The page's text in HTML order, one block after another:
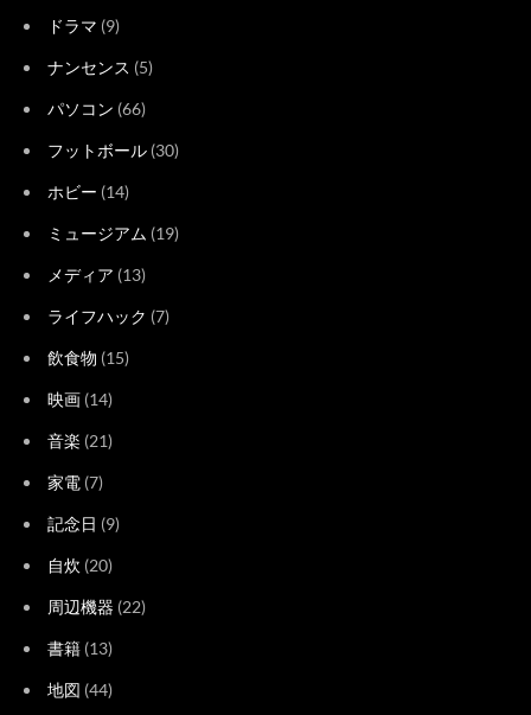
ドラマ (9)
ナンセンス (5)
パソコン (66)
フットボール (30)
ホビー (14)
ミュージアム (19)
メディア (13)
ライフハック (7)
飲食物 (15)
映画 (14)
音楽 (21)
家電 (7)
記念日 (9)
自炊 (20)
周辺機器 (22)
書籍 (13)
地図 (44)